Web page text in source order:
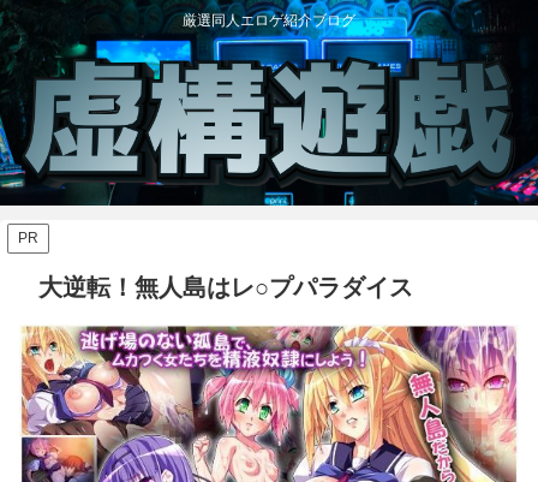
厳選同人エロゲ紹介ブログ
PR
大逆転！無人島はレ○プパラダイス